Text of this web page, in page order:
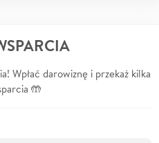
Wpłać darowiznę i przekaż kilka
🤲